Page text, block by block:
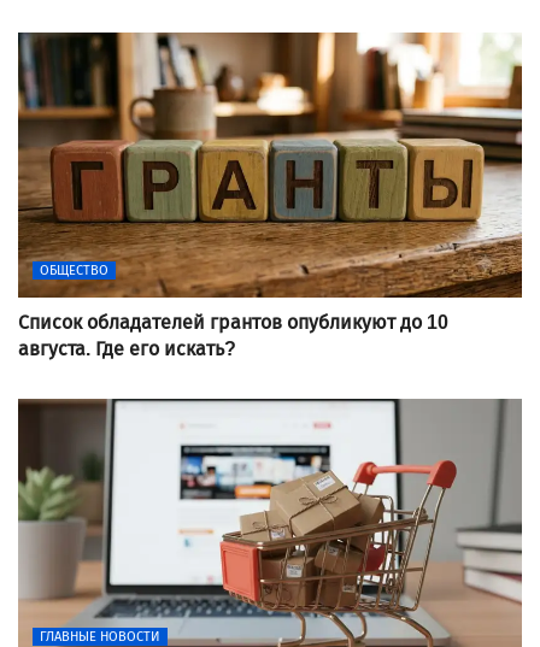
ОБЩЕСТВО
Список обладателей грантов опубликуют до 10
августа. Где его искать?
ГЛАВНЫЕ НОВОСТИ